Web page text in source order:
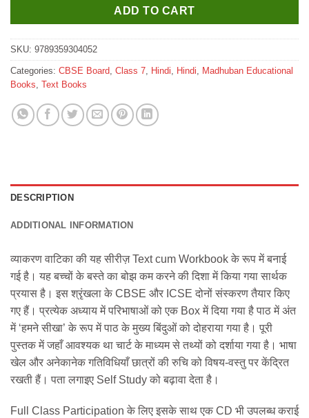
ADD TO CART
SKU: 9789359304052
Categories: CBSE Board Class 7 Hindi Hindi
Madhuban Educational
Books Text Books
DESCRIPTION
ADDITIONAL INFORMATION
व्याकरण वाटिका की यह सीरीज़ Text cum Workbook के रूप में बनाई
गई है। यह बच्‍चों के बस्ते का बोझ कम करने की दिशा में किया गया सार्थक
प्रयास है। इस श्रृंखला के CBSE और ICSE दोनों संस्करण तैयार किए
गए हैं। प्रत्येक अध्याय में परिभाषाओं को एक Box में दिया गया है पाठ में अंत
में ‘हमने सीखा’ के रूप में पाठ के मुख्य बिंदुओं को दोहराया गया है। पूरी
पुस्तक में जहाँ आवश्यक था चार्ट के माध्यम से तथ्यों को दर्शाया गया है। भाषा
खेल और अनेकानेक गतिविधियाँ छात्रों की रुचि को विषय-वस्तु पर केंद्रित
रखती हैं। पता लगाइए Self Study को बढ़ावा देता है।
Full Class Participation के लिए इसके साथ एक CD भी उपलब्‍ध कराई